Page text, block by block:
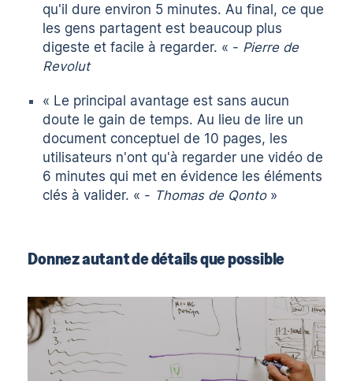
qu'il dure environ 5 minutes. Au final, ce que
les gens partagent est beaucoup plus
digeste et facile à regarder. « - Pierre de
Revolut
« Le principal avantage est sans aucun
doute le gain de temps. Au lieu de lire un
document conceptuel de 10 pages, les
utilisateurs n'ont qu'à regarder une vidéo de
6 minutes qui met en évidence les éléments
clés à valider. « - Thomas de Qonto »
Donnez autant de détails que possible